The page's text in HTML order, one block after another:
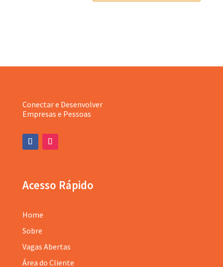
Conectar e Desenvolver
Empresas e Pessoas
Acesso Rápido
Home
Sobre
Vagas Abertas
Área do Cliente